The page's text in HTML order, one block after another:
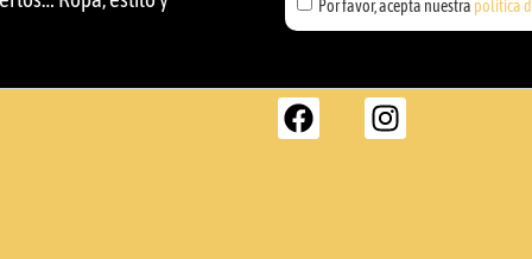
Por favor, acepta nuestra política